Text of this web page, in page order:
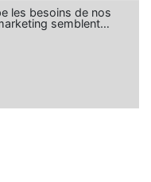
les besoins de nos
semblent…